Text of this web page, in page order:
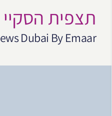
תצפית הסקיי
Dubai By Emaar